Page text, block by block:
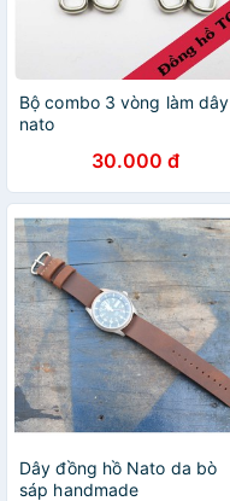
Bộ combo 3 vòng làm dây
nato
30.000 đ
Dây đồng hồ Nato da bò
sáp handmade